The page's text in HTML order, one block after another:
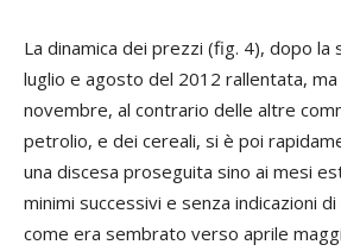
La dinamica dei prezzi (fig. 4), dopo la
luglio e agosto del 2012 rallentata,
novembre, al contrario delle altre
petrolio, e dei cereali, si è poi
una discesa proseguita sino ai mesi
minimi successivi e senza indicazioni
come era sembrato verso aprile